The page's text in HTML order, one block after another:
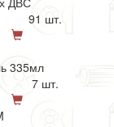
91 шт.
335мл
7 шт.